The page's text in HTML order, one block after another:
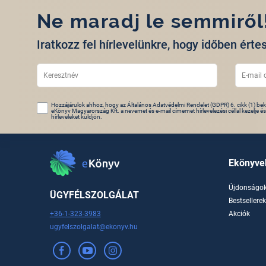
Ne maradj le
Iratkozz fel hírlevelünkre, hogy időben
Hozzájárulok ahhoz, hogy az Általános Adatvédelmi Rendelet (GDPR) 6. cikk (1)
eKönyv Magyarország Kft. a nevemet és e-mail címemet hírlevelezési céllal kezelje
hírleveleket küldjön.
ÜGYFÉLSZOLGÁLAT
+36-1-323-3983
ugyfelszolgalat@ekonyv.hu
Bestsellerek
Akciók